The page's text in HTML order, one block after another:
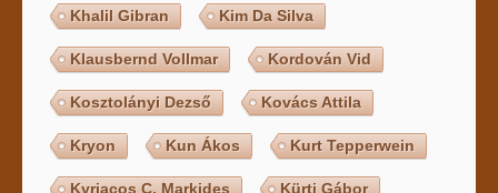
Khalil Gibran Kim Da Silva
Klausbernd Vollmar Kordován Vid
Kosztolányi Dezső Kovács Attila
Kryon Kun Ákos Kurt Tepperwein
Kyriacos C. Markides Kürti Gábor